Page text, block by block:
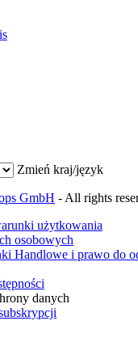
Zmień kraj/język
GmbH - All rights
użytkowania
osobowych
Handlowe i prawo do
danych